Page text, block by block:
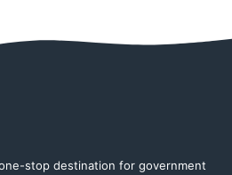
stop destination for government